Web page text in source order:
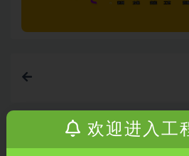
欢迎进入工